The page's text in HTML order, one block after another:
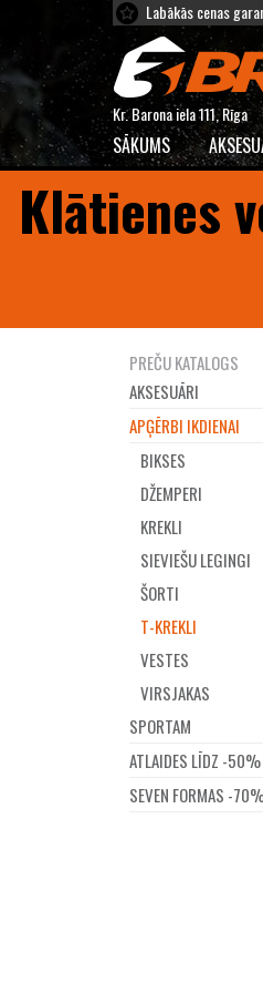
Labākās cenas
Kr. Barona iela 111, Rīga
SĀKUMS
Klātienes
PREČU KATALOGS
AKSESUĀRI
APĢĒRBI IKDIENAI
BIKSES
DŽEMPERI
KREKLI
SIEVIEŠU LEGINGI
ŠORTI
T-KREKLI
VESTES
VIRSJAKAS
SPORTAM
ATLAIDES LĪDZ -50%
SEVEN FORMAS -